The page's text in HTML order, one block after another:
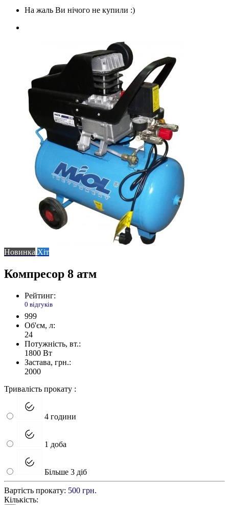
На жаль Ви нічого не купили :)
Новинка Хіт
Компресор 8 атм
Рейтинг:
0 відгуків
999
Об'єм, л:
24
Потужність, вт.:
1800 Вт
Застава, грн.:
2000
Тривалість прокату :
4 години
1 доба
Більше 3 діб
Вартість прокату: 500 грн.
Кількість: